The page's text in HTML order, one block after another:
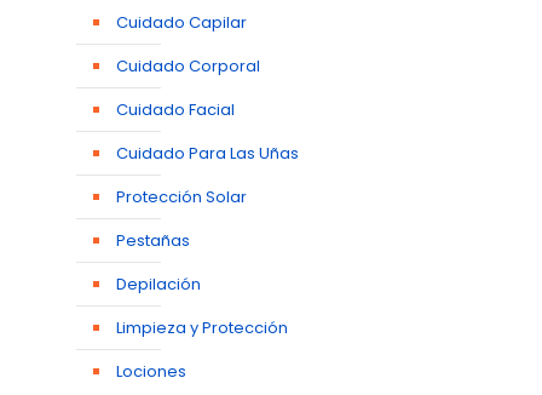
Cuidado Capilar
Cuidado Corporal
Cuidado Facial
Cuidado Para Las Uñas
Protección Solar
Pestañas
Depilación
Limpieza y Protección
Lociones